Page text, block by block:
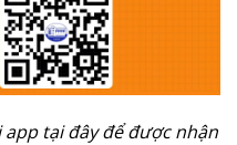
app tại đây để được nhận